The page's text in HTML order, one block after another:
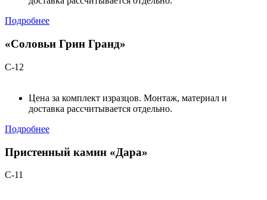
Подробнее
«Соловьи Грин Гранд»
С-12
Цена за комплект изразцов. Монтаж, материал и
доставка рассчитывается отдельно.
Подробнее
Пристенный камин «Дара»
С-11